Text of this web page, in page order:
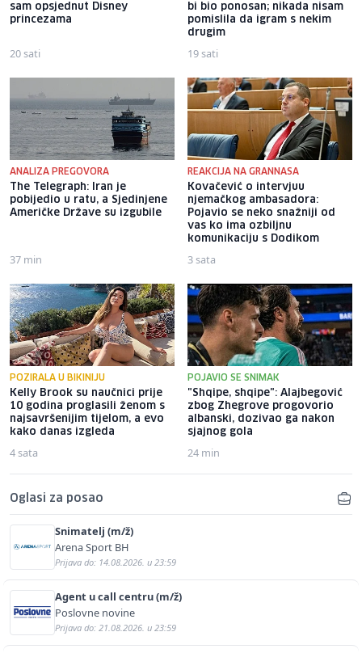
sam opsjednut Disney
princezama
20 sati
bi bio ponosan; nikada nisam
pomislila da igram s nekim
drugim
19 sati
ANALIZA PREGOVORA
The Telegraph: Iran je
pobijedio u ratu, a Sjedinjene
Američke Države su izgubile
37 min
REAKCIJA NA GRANNASA
Kovačević o intervjuu
njemačkog ambasadora:
Pojavio se neko snažniji od
vas ko ima ozbiljnu
komunikaciju s Dodikom
3 sata
POZIRALA U BIKINIJU
Kelly Brook su naučnici prije
10 godina proglasili ženom s
najsavršenijim tijelom, a evo
kako danas izgleda
4 sata
POJAVIO SE SNIMAK
"Shqipe, shqipe": Alajbegović
zbog Zhegrove progovorio
albanski, dozivao ga nakon
sjajnog gola
24 min
Oglasi za posao
Snimatelj (m/ž)
Arena Sport BH
Prijava do: 14.08.2026. u 23:59
Agent u call centru (m/ž)
Poslovne novine
Prijava do: 21.08.2026. u 23:59